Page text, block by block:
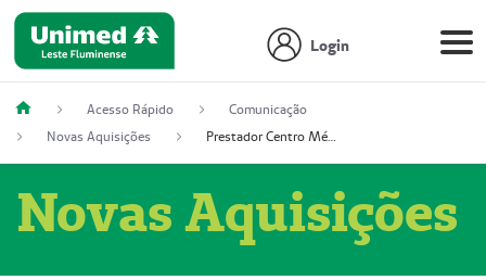
Login
Acesso Rápido
Comunicação
Novas Aquisições
Prestador Centro Médico Vitória Ltda, 51004350-4: Centro Médico Vitória Ltda (Nome Fantasia: Policlínica Master)
Novas Aquisições